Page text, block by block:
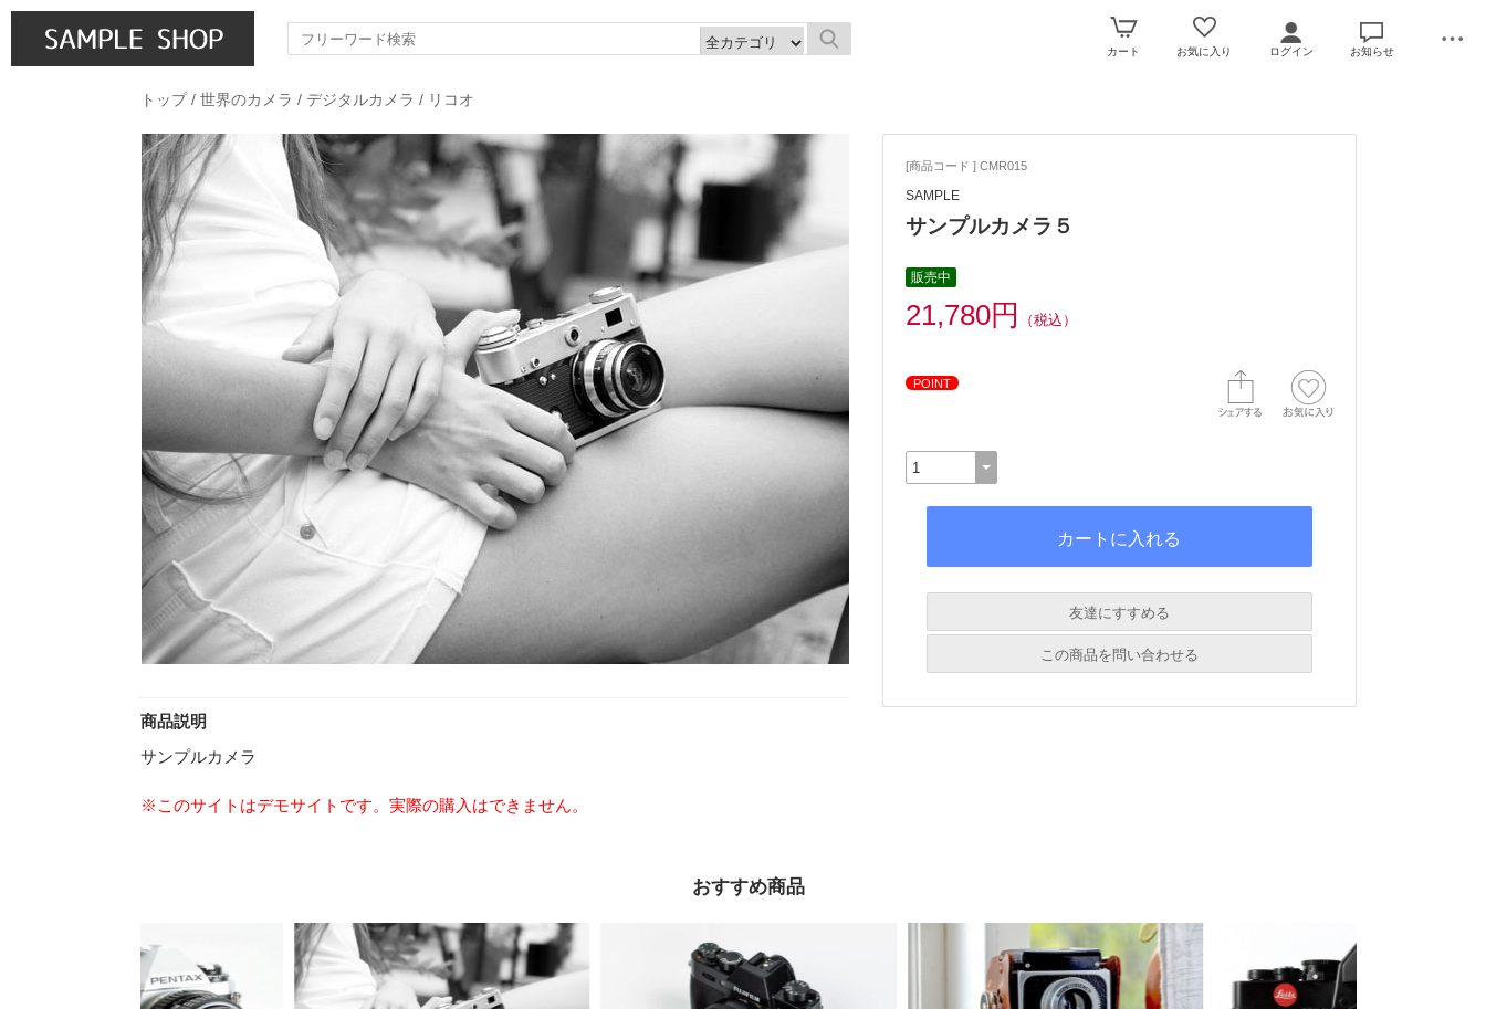
カート お気に入り ログイン お知らせ
トップ/ 世界のカメラ / デジタルカメラ / リコオ
商品説明
サンプルカメラ
※このサイトはデモサイトです。実際の購入はできません。
[商品コード ] CMR015
SAMPLE
サンプルカメラ５
販売中
21,780円 （税込）
POINT
友達にすすめる
この商品を問い合わせる
必須
おすすめ商品